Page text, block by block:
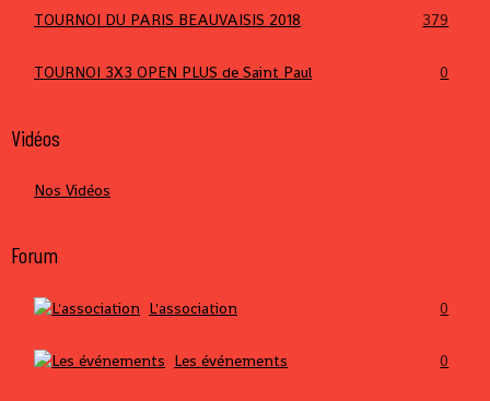
TOURNOI DU PARIS BEAUVAISIS 2018 379
TOURNOI 3X3 OPEN PLUS de Saint Paul 0
Vidéos
Nos Vidéos
Forum
L'association 0
Les événements 0